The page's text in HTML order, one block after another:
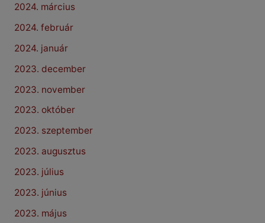
2024. március
2024. február
2024. január
2023. december
2023. november
2023. október
2023. szeptember
2023. augusztus
2023. július
2023. június
2023. május